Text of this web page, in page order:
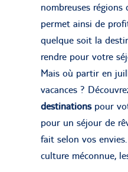
nombreuses
permet ainsi de
quelque soit la
rendre pour votre
Mais où partir en
vacances ?
destinationspour
pour un séjour de
fait selon vos
culture méconnue,